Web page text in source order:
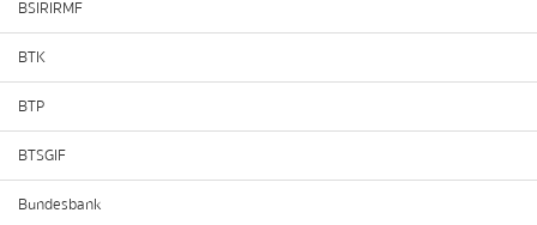
BSIRIRMF
BTK
BTP
BTSGIF
Bundesbank